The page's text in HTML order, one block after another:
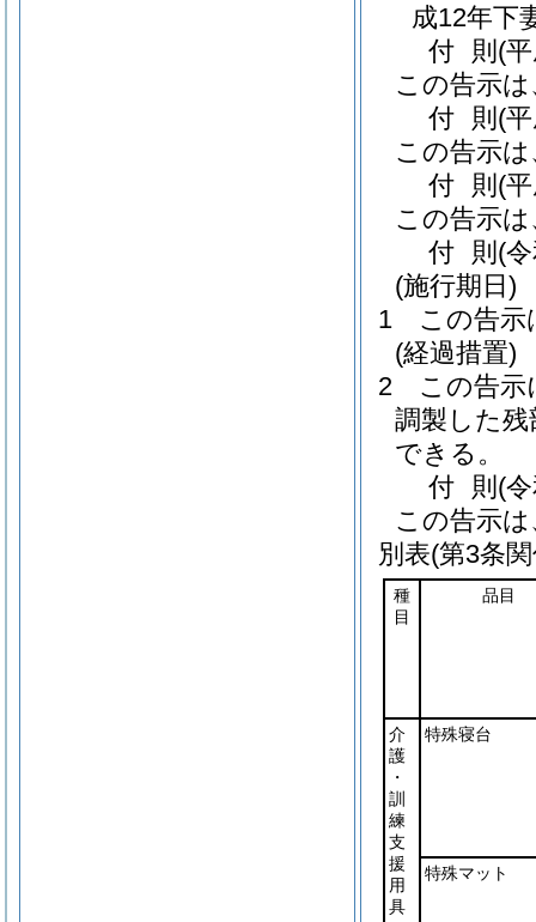
成12年下
付 則 (
この告示
付 則 (
この告示
付 則 (
この告示
付 則 (
(施行期日)
1
この告示
(経過措置)
2
この告示
調製した
できる。
付 則 (
この告示
別表(第3条
種
目
品目
介
護
・
訓
練
支
援
用
具
特殊寝台
特殊マット